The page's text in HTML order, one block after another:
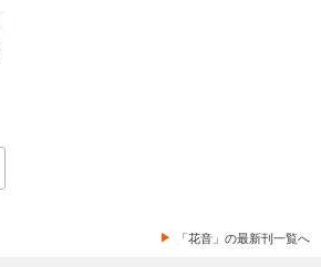
「花音」の最新刊一覧へ